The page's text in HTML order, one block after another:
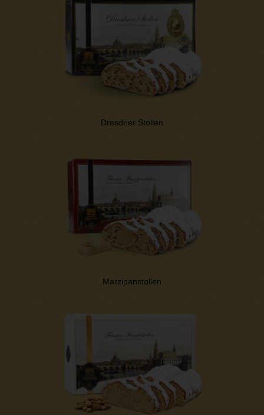
Dresdner Stollen
Marzipanstollen